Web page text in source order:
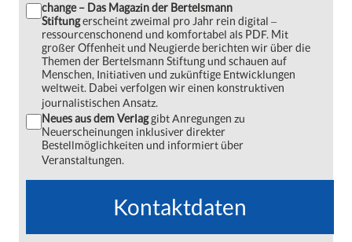
change – Das Magazin der Bertelsmann
Stiftungerscheint zweimal pro Jahr rein digital ‒
ressourcenschonend und komfortabel als PDF. Mit
großer Offenheit und Neugierde berichten wir über die
Themen der Bertelsmann Stiftung und schauen auf
Menschen, Initiativen und zukünftige Entwicklungen
weltweit. Dabei verfolgen wir einen konstruktiven
journalistischen Ansatz.
Neues aus dem Verlaggibt Anregungen zu
Neuerscheinungen inklusiver direkter
Bestellmöglichkeiten und informiert über
Veranstaltungen.
Kontaktdaten